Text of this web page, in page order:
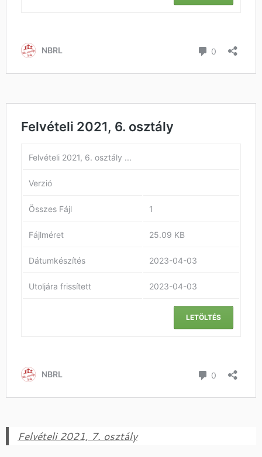
Felvételi 2021, 7. osztály